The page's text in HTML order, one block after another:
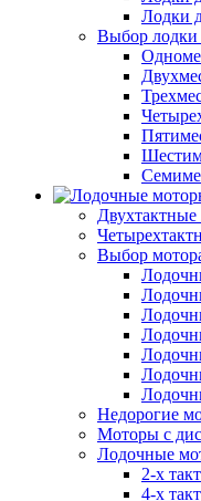
Лодки
Выбор лодки
Выбор
Недорогие
Моторы с
Лодочные
2-х
4-х